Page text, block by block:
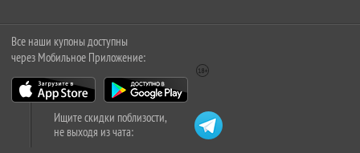
Все наши купоны доступны
через Мобильное Приложение:
Ищите скидки поблизости,
не выходя из чата: